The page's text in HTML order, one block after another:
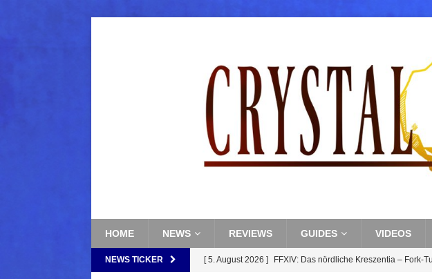
HOME NEWS REVIEWS GUIDES VIDEOS
NEWS TICKER [ 5. August 2026 ] FFXIV: Das nördliche Kreszentia – Fork-